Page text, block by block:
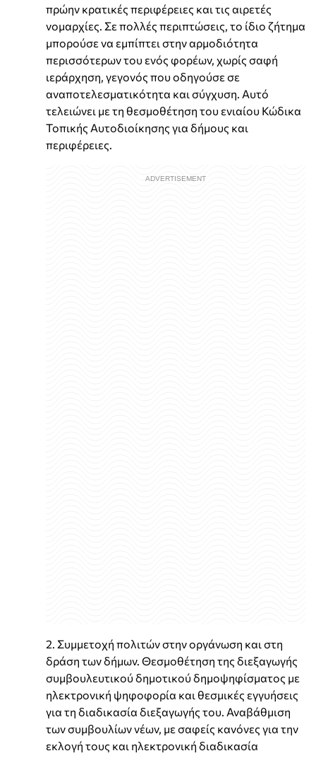
πρώην κρατικές περιφέρειες και τις αιρετές
νομαρχίες. Σε πολλές περιπτώσεις, το ίδιο ζήτημα
μπορούσε να εμπίπτει στην αρμοδιότητα
περισσότερων του ενός φορέων, χωρίς σαφή
ιεράρχηση, γεγονός που οδηγούσε σε
αναποτελεσματικότητα και σύγχυση. Αυτό
τελειώνει με τη θεσμοθέτηση του ενιαίου Κώδικα
Τοπικής Αυτοδιοίκησης για δήμους και
περιφέρειες.
2. Συμμετοχή πολιτών στην οργάνωση και στη
δράση των δήμων. Θεσμοθέτηση της διεξαγωγής
συμβουλευτικού δημοτικού δημοψηφίσματος με
ηλεκτρονική ψηφοφορία και θεσμικές εγγυήσεις
για τη διαδικασία διεξαγωγής του. Αναβάθμιση
των συμβουλίων νέων, με σαφείς κανόνες για την
εκλογή τους και ηλεκτρονική διαδικασία